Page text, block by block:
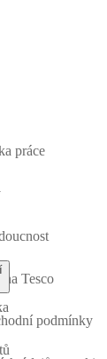
práce
Tesco
podmínky